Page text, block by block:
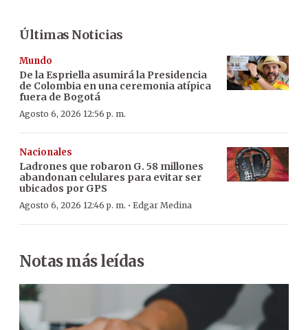
Últimas Noticias
Mundo
De la Espriella asumirá la Presidencia
de Colombia en una ceremonia atípica
fuera de Bogotá
Agosto 6, 2026 12:56 p. m.
Nacionales
Ladrones que robaron G. 58 millones
abandonan celulares para evitar ser
ubicados por GPS
Agosto 6, 2026 12:46 p. m. · Edgar Medina
Notas más leídas